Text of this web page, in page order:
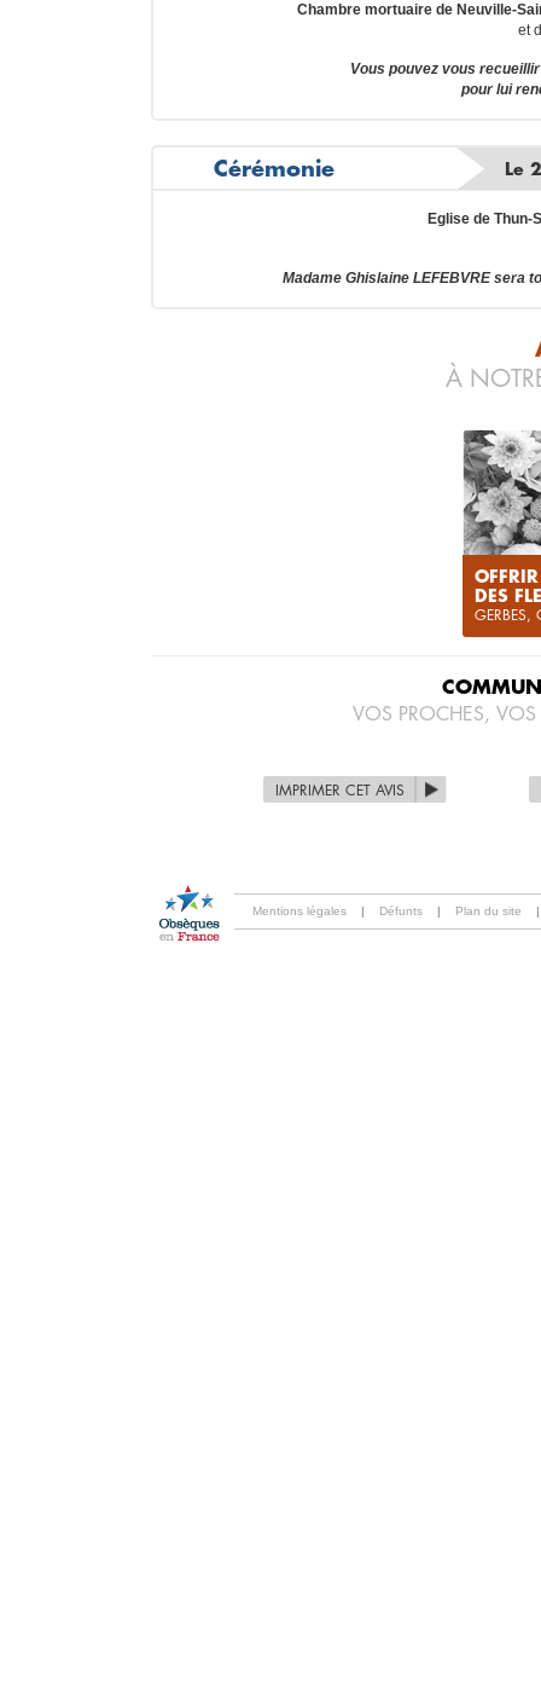
Chambre mortuaire de Neuville-
et
Vous pouvez vous
pour lui
Cérémonie Le
Eglise de Thun-
Madame Ghislaine LEFEBVRE
À
OFFRIR
DES
GERBES,
VOS PROCHES,
IMPRIMER CET AVIS
Mentions légales | Défunts | Plan du site |